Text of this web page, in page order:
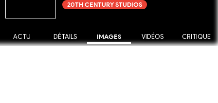
20TH CENTURY STUDIOS
ACTU DÉTAILS IMAGES VIDÉOS CRITIQUE